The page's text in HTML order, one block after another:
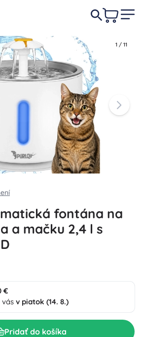
1 / 11
fontána na
a mačku 2,4 l s
€
vás v piatok (14. 8.)
Pridať do košíka
Do košíka